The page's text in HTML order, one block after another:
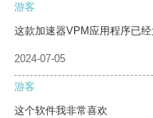
游客
这款加速器VPM应用程序已
2024-07-05
游客
这个软件我非常喜欢